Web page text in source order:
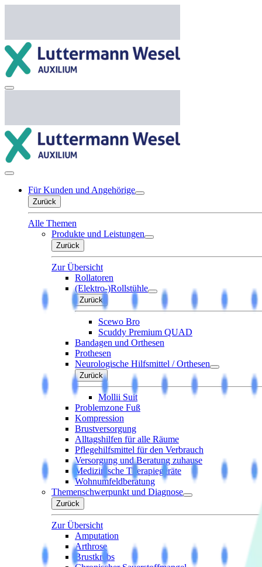
Für Kunden und Angehörige
Zurück
Alle Themen
Produkte und Leistungen
Zurück
Zur Übersicht
Rollatoren
(Elektro-)Rollstühle
Zurück
Scewo Bro
Scuddy Premium QUAD
Bandagen und Orthesen
Prothesen
Neurologische Hilfsmittel / Orthesen
Zurück
Mollii Suit
Problemzone Fuß
Kompression
Brustversorgung
Alltagshilfen für alle Räume
Pflegehilfsmittel für den Verbrauch
Versorgung und Beratung zuhause
Medizinische Therapiegeräte
Wohnumfeldberatung
Themenschwerpunkt und Diagnose
Zurück
Zur Übersicht
Amputation
Arthrose
Brustkrebs